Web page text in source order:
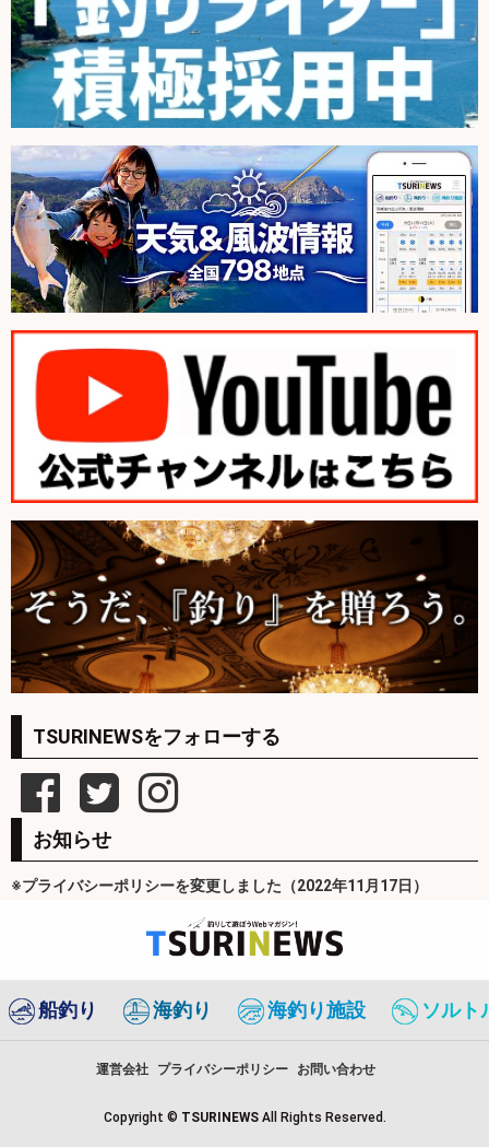
TSURINEWSをフォローする
お知らせ
※プライバシーポリシーを変更しました（2022年11月17日）
船釣り 海釣り 海釣り施設 ソルト
運営会社 プライバシーポリシー お問い合わせ
Copyright © TSURINEWS All Rights Reserved.